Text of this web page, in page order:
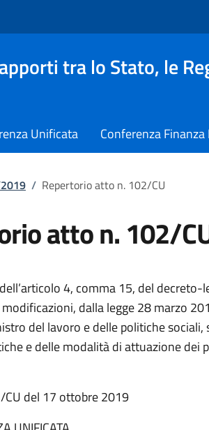
tra lo Stato, le
Unificata Conferenza
/ Repertorio atto n. 102/CU
atto n. 102/
4, comma 15, del
dalla legge 28 marzo
del lavoro e delle politiche
e delle modalità di attuazione dei
102/CU del 17 ottobre